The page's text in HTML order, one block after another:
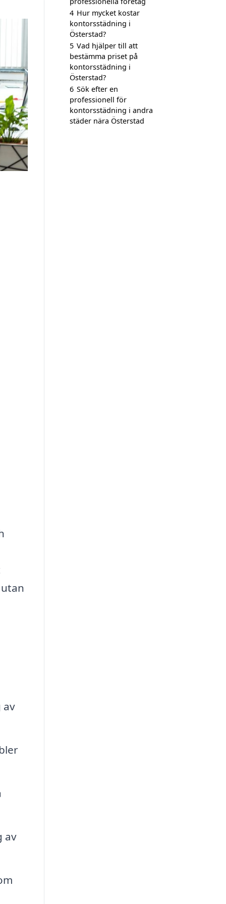
av
av
4 Hur mycket kostar
kontorsstädning i
Österstad?
5 Vad hjälper till att
bestämma priset på
kontorsstädning i
Österstad?
6 Sök efter en
professionell för
kontorsstädning i andra
städer nära Österstad